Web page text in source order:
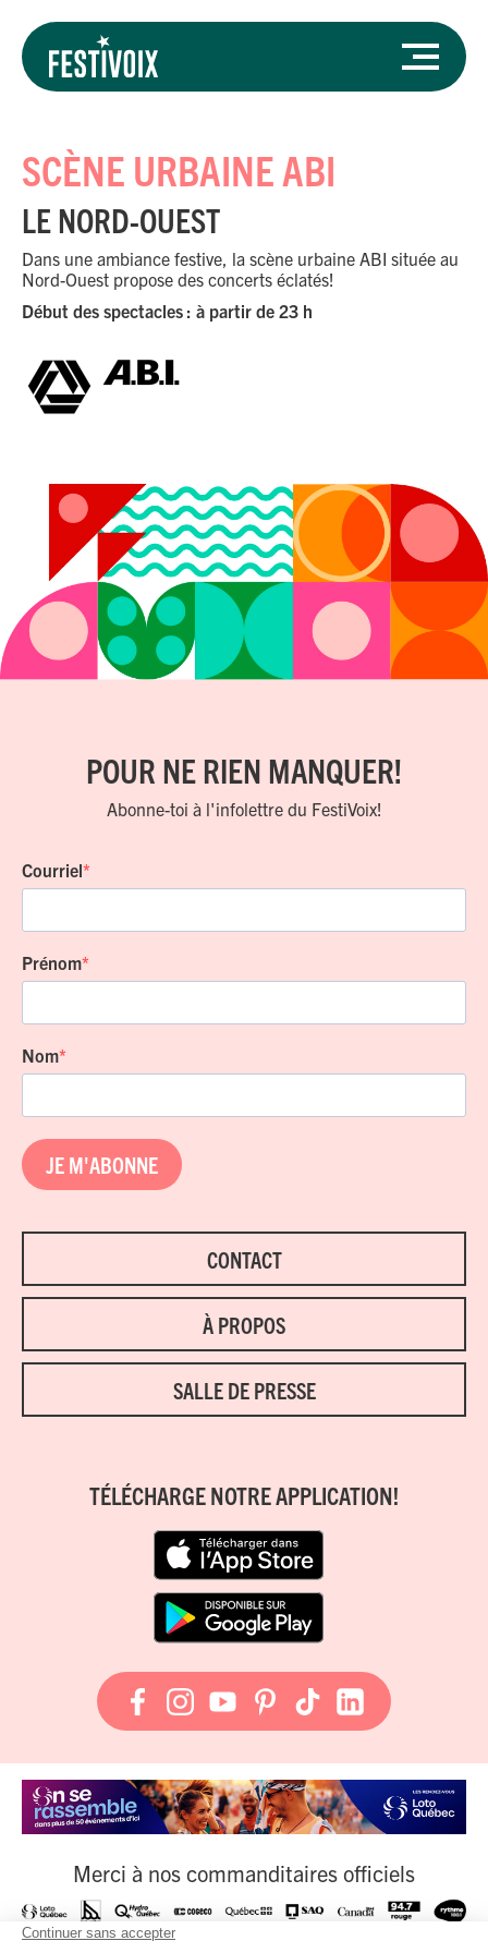
SCÈNE URBAINE ABI
LE NORD-OUEST
Dans une ambiance festive, la scène urbaine ABI située au
Nord-Ouest propose des concerts éclatés!
Début des spectacles : à partir de 23 h
POUR NE RIEN MANQUER!
Abonne-toi à l'infolettre du FestiVoix!
Courriel
Prénom
Nom
JE M'ABONNE
CONTACT
À PROPOS
SALLE DE PRESSE
TÉLÉCHARGE NOTRE APPLICATION!
Merci à nos commanditaires officiels